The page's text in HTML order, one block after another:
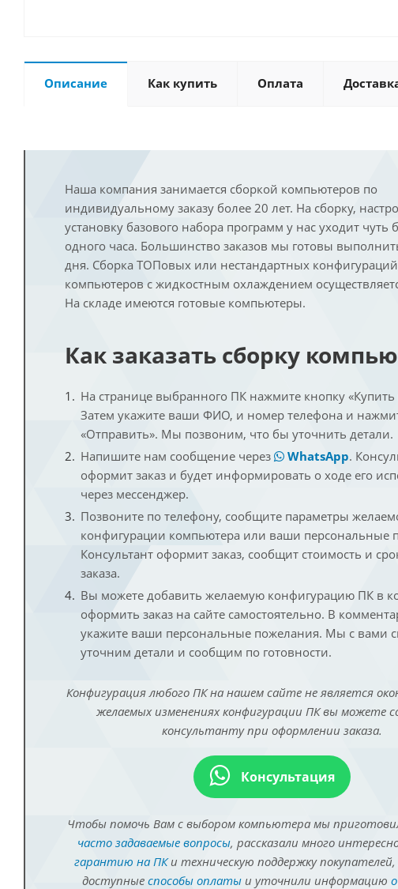
Описание Как купить Оплата
Наша компания занимается сборкой компьютеров по
индивидуальному заказу более 20 лет. На сборку,
установку базового набора программ у нас уходит чуть
одного часа. Большинство заказов мы готовы
дня. Сборка ТОПовых или нестандартных
компьютеров с жидкостным охлаждением
На складе имеются готовые компьютеры.
Как заказать сборку
На странице выбранного ПК нажмите кнопку «Купить
Затем укажите ваши ФИО, и номер телефона и
«Отправить». Мы позвоним, что бы уточнить детали.
Напишите нам сообщение через
WhatsApp.
оформит заказ и будет информировать о ходе его
через мессенджер.
Позвоните по телефону, сообщите параметры
конфигурации компьютера или ваши персональные
Консультант оформит заказ, сообщит стоимость и
заказа.
Вы можете добавить желаемую конфигурацию ПК в
оформить заказ на сайте самостоятельно. В
укажите ваши персональные пожелания. Мы с вами
уточним детали и сообщим по готовности.
Конфигурация любого ПК на нашем сайте не является
желаемых изменениях конфигурации ПК вы можете
консультанту при оформлении заказа.
Консультация
Чтобы помочь Вам с выбором компьютера мы
часто задаваемые вопросы, рассказали много
гарантию на ПКи техническую поддержку покупателей,
доступные способы оплатыи уточнили информацию